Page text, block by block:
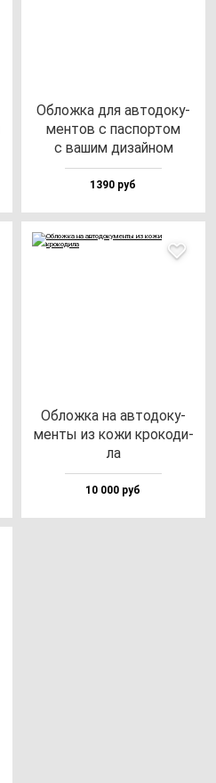
Облож­ка для ав­то­до­ку­
мен­тов с пас­пор­том
с ва­шим ди­зай­ном
1390 руб
Облож­ка на ав­то­до­ку­
мен­ты из ко­жи кро­ко­ди­
ла
10 000 руб